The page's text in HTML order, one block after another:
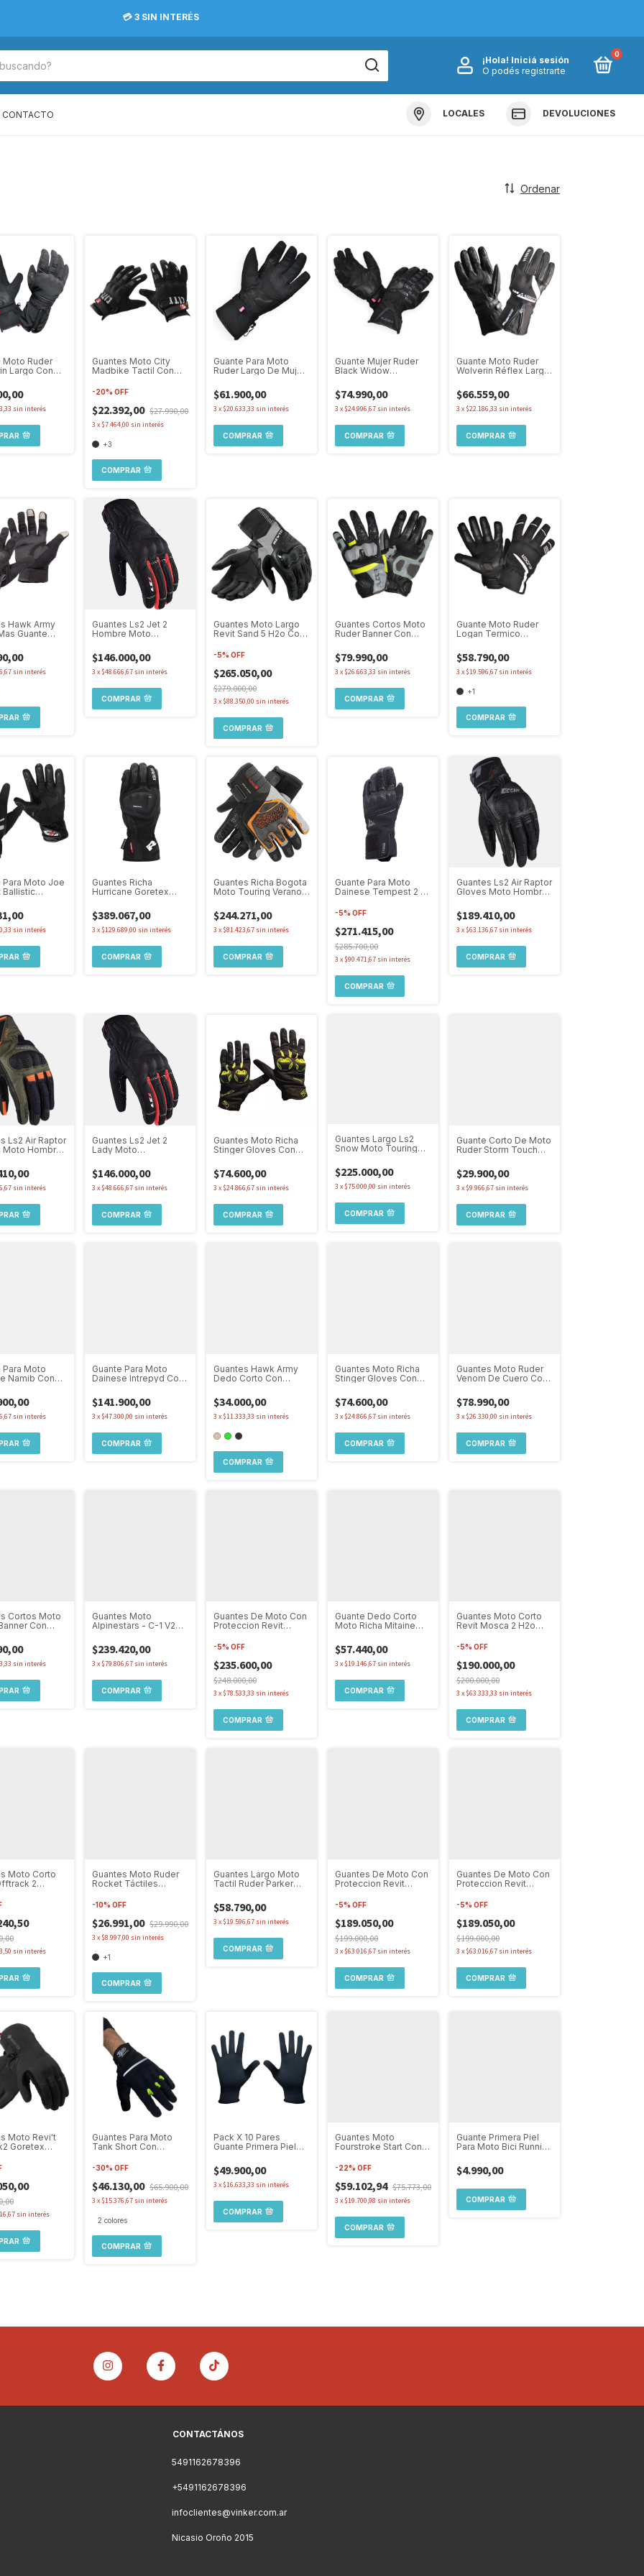
💳 3 SIN INTERÉS
¡Hola! Iniciá sesión
O podés registrarte
0
CONTACTO LOCALES DEVOLUCIONES
Ordenar
Moto Ruder
Largo Con
sin interés
Guantes Moto City
Madbike Tactil Con
-20% OFF
$22.392,00 $27.990,00
3 x $7.464,00 sin interés
+3
COMPRAR
Guante Para Moto
Ruder Largo De Mujer
Protección
$61.900,00
3 x $20.633,33 sin interés
COMPRAR
Guante Mujer Ruder
Black Widow
Proteccion
$74.990,00
3 x $24.996,67 sin interés
COMPRAR
Guante Moto Ruder
Wolverin Réflex Largo
$66.559,00
3 x $22.186,33 sin interés
COMPRAR
Hawk Army
Guante
sin interés
Guantes Ls2 Jet 2
Hombre Moto
Invierno Extremo
$146.000,00
3 x $48.666,67 sin interés
COMPRAR
Guantes Moto Largo
Revit Sand 5 H2o Con
-5% OFF
$265.050,00
$279.000,00
3 x $88.350,00 sin interés
COMPRAR
Guantes Cortos Moto
Ruder Banner Con
$79.990,00
3 x $26.663,33 sin interés
COMPRAR
Guante Moto Ruder
Logan Termico
Touring
$58.790,00
3 x $19.596,67 sin interés
+1
COMPRAR
Para Moto Joe
Ballistic
sin interés
Guantes Richa
Hurricane Goretex
Impermeable
$389.067,00
3 x $129.689,00 sin interés
COMPRAR
Guantes Richa Bogota
Moto Touring Verano
$244.271,00
3 x $81.423,67 sin interés
COMPRAR
Guante Para Moto
Dainese Tempest 2 D-
Largo
-5% OFF
$271.415,00
$285.700,00
3 x $90.471,67 sin interés
COMPRAR
Guantes Ls2 Air Raptor
Gloves Moto Hombre
Negro
$189.410,00
3 x $63.136,67 sin interés
COMPRAR
Ls2 Air Raptor
Moto Hombre
sin interés
Guantes Ls2 Jet 2
Lady Moto
Invierno Extremo
$146.000,00
3 x $48.666,67 sin interés
COMPRAR
Guantes Moto Richa
Stinger Gloves Con
Negro/Amarillo
$74.600,00
3 x $24.866,67 sin interés
COMPRAR
Guantes Largo Ls2
Snow Moto Touring
Hombre
$225.000,00
3 x $75.000,00 sin interés
COMPRAR
Guante Corto De Moto
Ruder Storm Touch
$29.900,00
3 x $9.966,67 sin interés
COMPRAR
Para Moto
Namib Con
sin interés
Guante Para Moto
Dainese Intrepyd Con
$141.900,00
3 x $47.300,00 sin interés
COMPRAR
Guantes Hawk Army
Dedo Corto Con
Monopatín
$34.000,00
3 x $11.333,33 sin interés
COMPRAR
Guantes Moto Richa
Stinger Gloves Con
$74.600,00
3 x $24.866,67 sin interés
COMPRAR
Guantes Moto Ruder
Venom De Cuero Con
$78.990,00
3 x $26.330,00 sin interés
COMPRAR
Cortos Moto
Con
sin interés
Guantes Moto
Alpinestars - C-1 V2
Gloves
$239.420,00
3 x $79.806,67 sin interés
COMPRAR
Guantes De Moto Con
Proteccion Revit
-5% OFF
$235.600,00
$248.000,00
3 x $78.533,33 sin interés
COMPRAR
Guante Dedo Corto
Moto Richa Mitaine
$57.440,00
3 x $19.146,67 sin interés
COMPRAR
Guantes Moto Corto
Revit Mosca 2 H2o
Turism
-5% OFF
$190.000,00
$200.000,00
3 x $63.333,33 sin interés
COMPRAR
Moto Corto
2
sin interés
Guantes Moto Ruder
Rocket Táctiles
-10% OFF
$26.991,00 $29.990,00
3 x $8.997,00 sin interés
+1
COMPRAR
Guantes Largo Moto
Tactil Ruder Parker
$58.790,00
3 x $19.596,67 sin interés
COMPRAR
Guantes De Moto Con
Proteccion Revit
Impermeable
-5% OFF
$189.050,00
$199.000,00
3 x $63.016,67 sin interés
COMPRAR
Guantes De Moto Con
Proteccion Revit
H2o
-5% OFF
$189.050,00
$199.000,00
3 x $63.016,67 sin interés
COMPRAR
Moto Revi't
Goretex
sin interés
Guantes Para Moto
Tank Short Con
-30% OFF
$46.130,00 $65.900,00
3 x $15.376,67 sin interés
2 colores
COMPRAR
Pack X 10 Pares
Guante Primera Piel
Nieve
$49.900,00
3 x $16.633,33 sin interés
COMPRAR
Guantes Moto
Fourstroke Start Con
Touch
-22% OFF
$59.102,94 $75.773,00
3 x $19.700,98 sin interés
COMPRAR
Guante Primera Piel
Para Moto Bici Running
$4.990,00
COMPRAR
CONTACTÁNOS
5491162678396
+5491162678396
infoclientes@vinker.com.ar
Nicasio Oroño 2015